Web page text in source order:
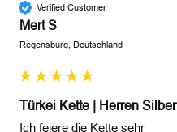
Verified Customer
Mert S
Regensburg, Deutschland
Türkei Kette | Herren Silber